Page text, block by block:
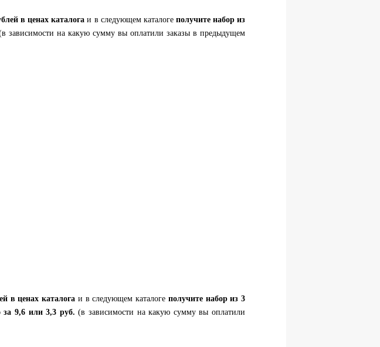
в ценах каталога и в следующем каталоге получите набор из
зависимости на какую сумму вы оплатили заказы в предыдущем
в ценах каталога и в следующем каталоге получите набор из 3
за9,6 или 3,3 руб. (в зависимости на какую сумму вы оплатили